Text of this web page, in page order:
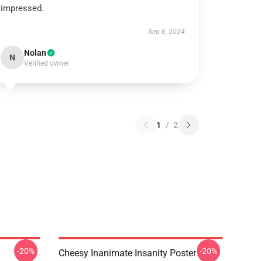
impressed.
Sep 6, 2024
N Nolan
Verified owner
1 / 2
-20% Cheesy Inanimate Insanity Poster -20%